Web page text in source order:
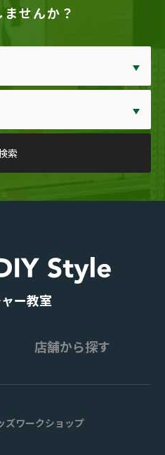
せんか？
ー教室
店舗から探す
ズワークショップ